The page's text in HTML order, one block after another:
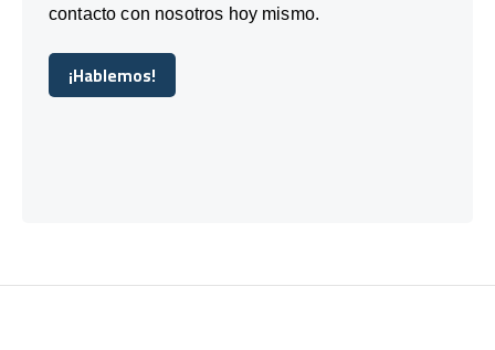
contacto con nosotros hoy mismo.
¡Hablemos!
¡Hablemos!